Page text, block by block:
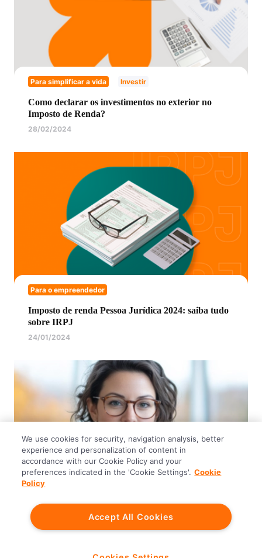
Para simplificar a vida Investir
Como declarar os investimentos no exterior no
Imposto de Renda?
28/02/2024
Para o empreendedor
Imposto de renda Pessoa Jurídica 2024: saiba tudo
sobre IRPJ
24/01/2024
Como declarar investimentos no Imposto de Renda
2025
We use cookies for security, navigation analysis, better
experience and personalization of content in
accordance with our Cookie Policy and your
preferences indicated in the 'Cookie Settings'. Cookie
Policy
Accept All Cookies